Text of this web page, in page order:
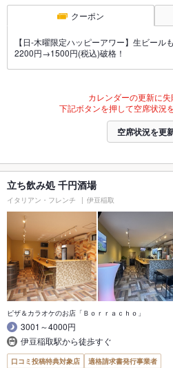
クーポン
【日-木曜限定ハッピーアワー】生ビール
2200円→1500円(税込)破格！
カレンダーの更新に失
下記ボタンを押して空席状況
空席状況を更
立ち飲み処 千円酒場
イタリアン・フレンチ 伊豆稲取
ピザ＆カラオケのお店「Ｂｏｒｒａｃｈｏ」
3001～4000円
伊豆稲取駅から徒歩すぐ
口コミ投稿特典対象店 適格請求書発行事業者